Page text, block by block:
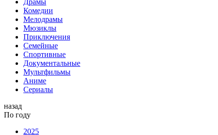
Комедии
Мелодрамы
Мюзиклы
Приключения
Семейные
Спортивные
Документальные
Мультфильмы
Аниме
Сериалы
назад
По году
2025